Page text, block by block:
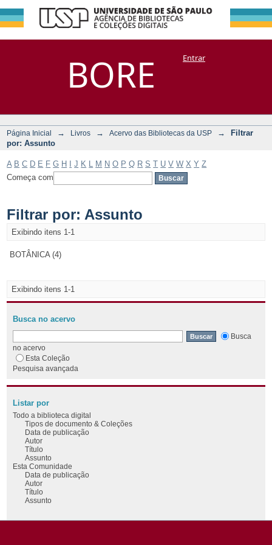
BORE
Filtrar por:
Assunto
DSpace/Manakin + CoriscoEntrar
Página Inicial → Livros → Acervo das Bibliotecas da USP →
Filtrar
por: Assunto
A B C D E F G H J K M N O P Q R S T U V W X Y Z
Começa com
Filtrar por: Assunto
Exibindo itens 1-1
BOTÂNICA (4)
Exibindo itens 1-1
Busca no acervo
Busca
no acervo
Esta Coleção
Pesquisa avançada
Listar por
Todo a biblioteca digital
Tipos de documento & Coleções
Data de publicação
Autor
Título
Assunto
Esta Comunidade
Data de publicação
Autor
Título
Assunto